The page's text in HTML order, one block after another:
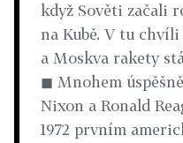
když Sověti začali
na Kubě. V tu
a Moskva rakety
◼ Mnohem
Nixon a Ronald
1972 prvním